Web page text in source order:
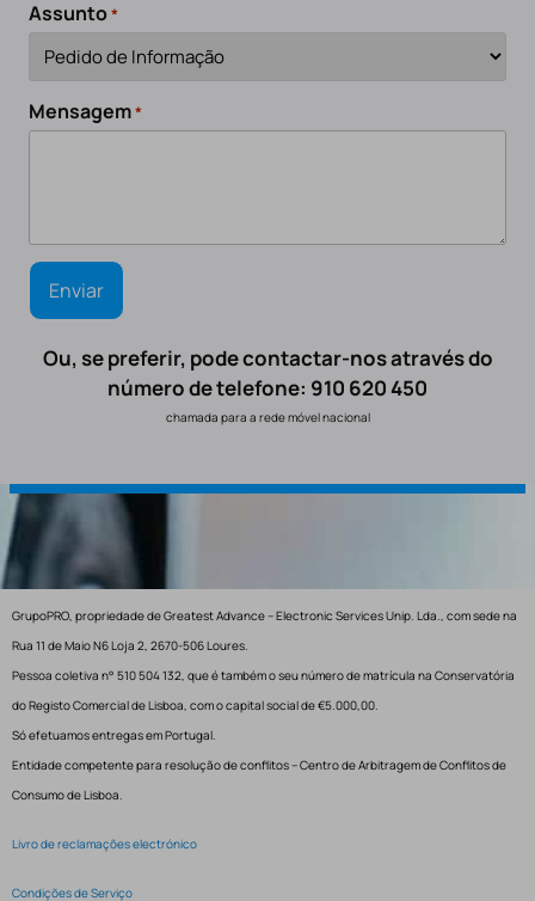
Assunto*
Mensagem*
Ou, se preferir, pode contactar-nos através do
número de telefone: 910 620 450
chamada para a rede móvel nacional
GrupoPRO, propriedade de Greatest Advance – Electronic Services Unip. Lda., com sede na
Rua 11 de Maio N6 Loja 2, 2670-506 Loures.
Pessoa coletiva n° 510 504 132, que é também o seu número de matrícula na Conservatória
do Registo Comercial de Lisboa, com o capital social de €5.000,00.
Só efetuamos entregas em Portugal.
Entidade competente para resolução de conflitos – Centro de Arbitragem de Conflitos de
Consumo de Lisboa.
Livro de reclamações electrónico
Condições de Serviço